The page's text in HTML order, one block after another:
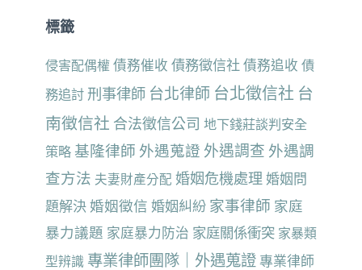
標籤
侵害配偶權 債務催收 債務徵信社 債務追收 債
務追討 刑事律師 台北律師 台北徵信社 台
南徵信社 合法徵信公司 地下錢莊談判安全
策略 基隆律師 外遇蒐證 外遇調查 外遇調
查方法 夫妻財產分配 婚姻危機處理 婚姻問
題解決 婚姻徵信 婚姻糾紛 家事律師 家庭
暴力議題 家庭暴力防治 家庭關係衝突 家暴類
型辨識 專業律師團隊｜外遇蒐證 專業律師